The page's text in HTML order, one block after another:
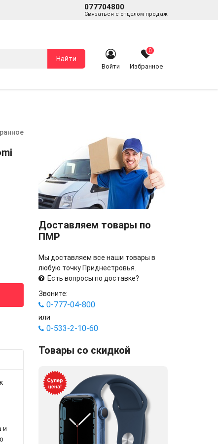
077704800
Связаться с отделом продаж
Найти
Войти
0
Избранное
и
Доставляем товары по
ПМР
Мы доставляем все наши товары в
любую точку Приднестровья.
Есть вопросы по доставке?
Звоните:
0-777-04-800
или
0-533-2-10-60
Товары со скидкой